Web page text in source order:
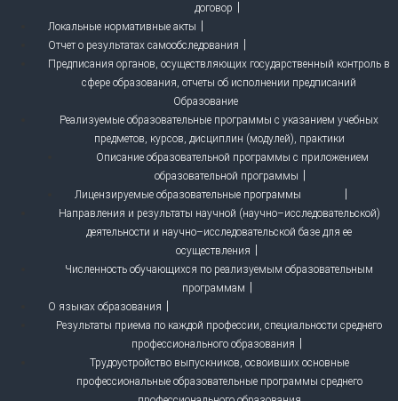
договор
Локальные нормативные акты
Отчет о результатах самообследования
Предписания органов, осуществляющих государственный контроль в
сфере образования, отчеты об исполнении предписаний
Образование
Реализуемые образовательные программы с указанием учебных
предметов, курсов, дисциплин (модулей), практики
Описание образовательной программы с приложением
образовательной программы
Лицензируемые образовательные программы
Направления и результаты научной (научно–исследовательской)
деятельности и научно–исследовательской базе для ее
осуществления
Численность обучающихся по реализуемым образовательным
программам
О языках образования
Результаты приема по каждой профессии, специальности среднего
профессионального образования
Трудоустройство выпускников, освоивших основные
профессиональные образовательные программы среднего